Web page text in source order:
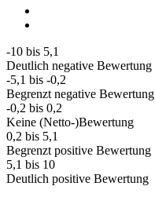
-10 bis 5,1
Deutlich negative Bewertung
-5,1 bis -0,2
Begrenzt negative Bewertung
-0,2 bis 0,2
Keine (Netto-)Bewertung
0,2 bis 5,1
Begrenzt positive Bewertung
5,1 bis 10
Deutlich positive Bewertung